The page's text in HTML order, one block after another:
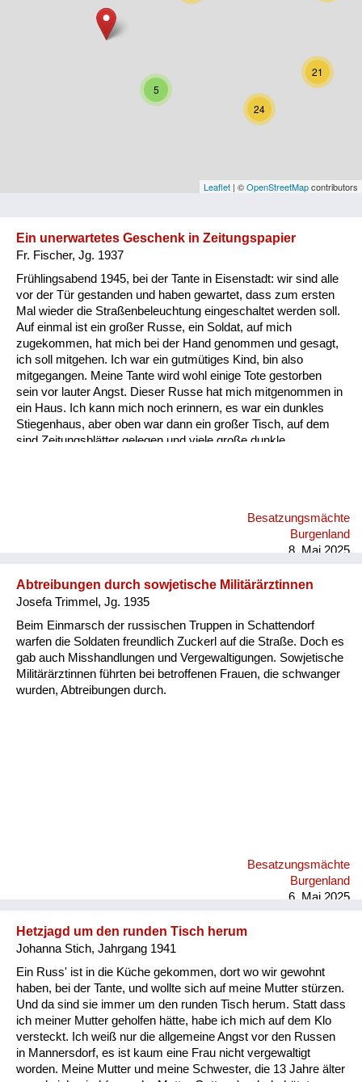
Salzburg
Vorarlberg
Besatzungsmächte
Frauen, Mütter, Kinder
Versorgung
Heimkehrer
Fluchtgeschichten
Wiederaufbau und
Wohnen
24
5
21
Leaflet | ©OpenStreetMapcontributors
Ein unerwartetes Geschenk in Zeitungspapier
Fr. Fischer, Jg. 1937
Frühlingsabend 1945, bei der Tante in Eisenstadt: wir sind alle
vor der Tür gestanden und haben gewartet, dass zum ersten
Mal wieder die Straßenbeleuchtung eingeschaltet werden soll.
Auf einmal ist ein großer Russe, ein Soldat, auf mich
zugekommen, hat mich bei der Hand genommen und gesagt,
ich soll mitgehen. Ich war ein gutmütiges Kind, bin also
mitgegangen. Meine Tante wird wohl einige Tote gestorben
sein vor lauter Angst. Dieser Russe hat mich mitgenommen in
ein Haus. Ich kann mich noch erinnern, es war ein dunkles
Stiegenhaus, aber oben war dann ein großer Tisch, auf dem
sind Zeitungsblätter gelegen und viele große dunkle
Besatzungsmächte
Burgenland
8. Mai 2025
Abtreibungen durch sowjetische Militärärztinnen
Josefa Trimmel, Jg. 1935
Beim Einmarsch der russischen Truppen in Schattendorf
warfen die Soldaten freundlich Zuckerl auf die Straße. Doch es
gab auch Misshandlungen und Vergewaltigungen. Sowjetische
Militärärztinnen führten bei betroffenen Frauen, die schwanger
wurden, Abtreibungen durch.
Besatzungsmächte
Burgenland
6. Mai 2025
Hetzjagd um den runden Tisch herum
Johanna Stich, Jahrgang 1941
Ein Russ' ist in die Küche gekommen, dort wo wir gewohnt
haben, bei der Tante, und wollte sich auf meine Mutter stürzen.
Und da sind sie immer um den runden Tisch herum. Statt dass
ich meiner Mutter geholfen hätte, habe ich mich auf dem Klo
versteckt. Ich weiß nur die allgemeine Angst vor den Russen
in Mannersdorf, es ist kaum eine Frau nicht vergewaltigt
worden. Meine Mutter und meine Schwester, die 13 Jahre älter